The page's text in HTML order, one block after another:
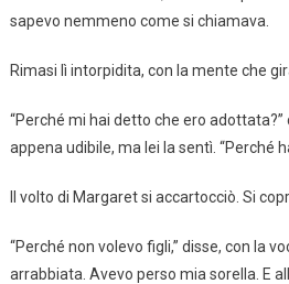
sapevo nemmeno come si chiamava.
Rimasi lì intorpidita, con la mente che
“Perché mi hai detto che ero
appena udibile, ma lei la sentì. “Perché
Il volto di Margaret si accartocciò. Si
“Perché non volevo figli,” disse, con la
arrabbiata. Avevo perso mia sorella. E